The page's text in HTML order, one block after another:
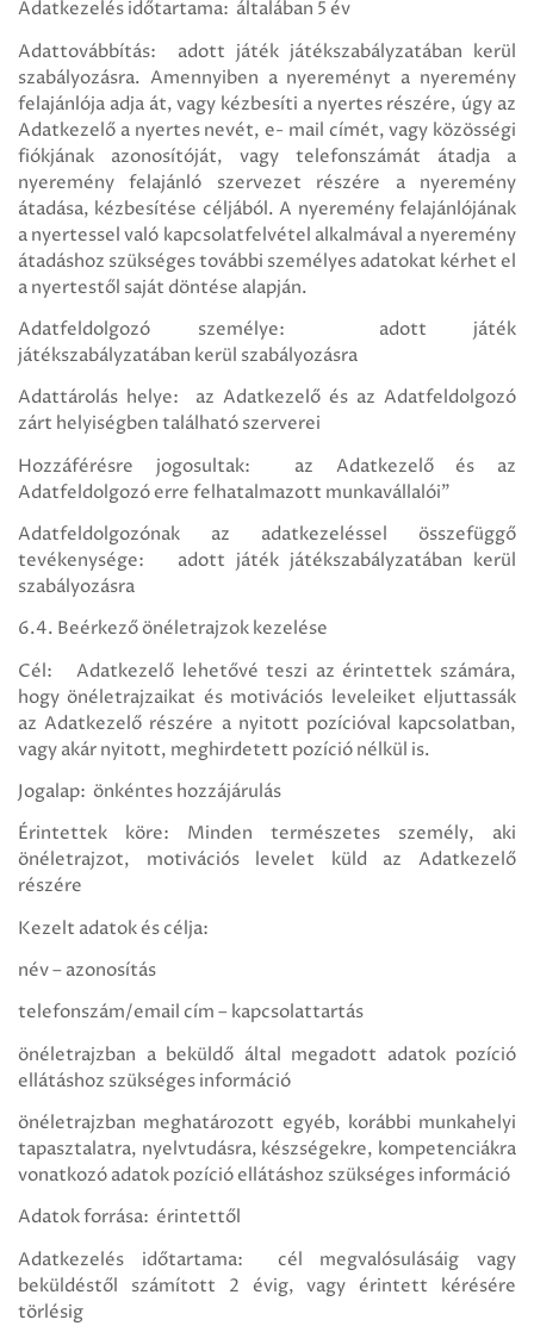
Adatkezelés időtartama: általában 5 év
Adattovábbítás: adott játék játékszabályzatában kerül
szabályozásra. Amennyiben a nyereményt a nyeremény
felajánlója adja át, vagy kézbesíti a nyertes részére, úgy az
Adatkezelő a nyertes nevét, e- mail címét, vagy közösségi
fiókjának azonosítóját, vagy telefonszámát átadja a
nyeremény felajánló szervezet részére a nyeremény
átadása, kézbesítése céljából. A nyeremény felajánlójának
a nyertessel való kapcsolatfelvétel alkalmával a nyeremény
átadáshoz szükséges további személyes adatokat kérhet el
a nyertestől saját döntése alapján.
Adatfeldolgozó személye: adott játék
játékszabályzatában kerül szabályozásra
Adattárolás helye: az Adatkezelő és az Adatfeldolgozó
zárt helyiségben található szerverei
Hozzáférésre jogosultak: az Adatkezelő és az
Adatfeldolgozó erre felhatalmazott munkavállalói"
Adatfeldolgozónak az adatkezeléssel összefüggő
tevékenysége: adott játék játékszabályzatában kerül
szabályozásra
6.4. Beérkező önéletrajzok kezelése
Cél: Adatkezelő lehetővé teszi az érintettek számára,
hogy önéletrajzaikat és motivációs leveleiket eljuttassák
az Adatkezelő részére a nyitott pozícióval kapcsolatban,
vagy akár nyitott, meghirdetett pozíció nélkül is.
Jogalap: önkéntes hozzájárulás
Érintettek köre: Minden természetes személy, aki
önéletrajzot, motivációs levelet küld az Adatkezelő
részére
Kezelt adatok és célja:
név – azonosítás
telefonszám/email cím – kapcsolattartás
önéletrajzban a beküldő által megadott adatok pozíció
ellátáshoz szükséges információ
önéletrajzban meghatározott egyéb, korábbi munkahelyi
tapasztalatra, nyelvtudásra, készségekre, kompetenciákra
vonatkozó adatok pozíció ellátáshoz szükséges információ
Adatok forrása: érintettől
Adatkezelés időtartama: cél megvalósulásáig vagy
beküldéstől számított 2 évig, vagy érintett kérésére
törlésig